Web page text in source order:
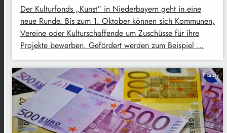
Der Kulturfonds „Kunst“ in Niederbayern geht in eine
neue Runde. Bis zum 1. Oktober können sich Kommunen,
Vereine oder Kulturschaffende um Zuschüsse für ihre
Projekte bewerben. Gefördert werden zum Beispiel …
Pixabay